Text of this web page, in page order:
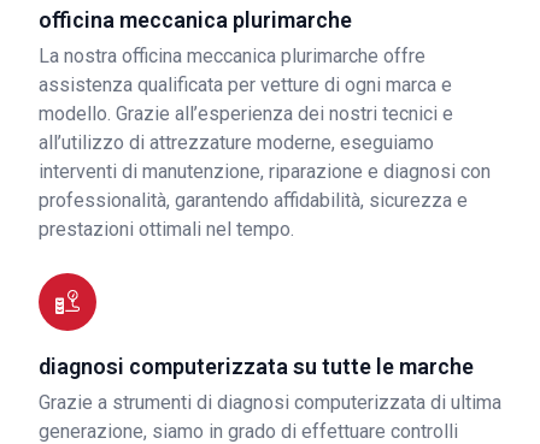
officina meccanica plurimarche
La nostra officina meccanica plurimarche offre
assistenza qualificata per vetture di ogni marca e
modello. Grazie all’esperienza dei nostri tecnici e
all’utilizzo di attrezzature moderne, eseguiamo
interventi di manutenzione, riparazione e diagnosi con
professionalità, garantendo affidabilità, sicurezza e
prestazioni ottimali nel tempo.
diagnosi computerizzata su tutte le marche
Grazie a strumenti di diagnosi computerizzata di ultima
generazione, siamo in grado di effettuare controlli